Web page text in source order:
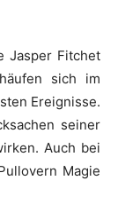
Jasper Fitchet
sich im
Ereignisse.
seiner
Auch bei
Magie